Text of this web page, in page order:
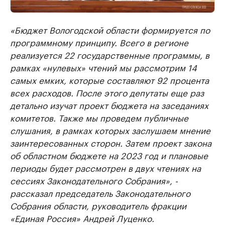
«Бюджет Вологодской области формируется по
программному принципу. Всего в регионе
реализуется 22 государственные программы, в
рамках «нулевых» чтений мы рассмотрим 14
самых емких, которые составляют 92 процента
всех расходов. После этого депутаты еще раз
детально изучат проект бюджета на заседаниях
комитетов. Также мы проведем публичные
слушания, в рамках которых заслушаем мнение
заинтересованных сторон. Затем проект закона
об областном бюджете на 2023 год и плановые
периоды будет рассмотрен в двух чтениях на
сессиях Законодательного Собрания», -
рассказал председатель Законодательного
Собрания области, руководитель фракции
«Единая Россия» Андрей Луценко.